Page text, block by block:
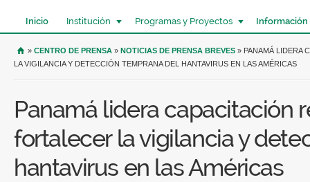
Inicio Institución Programas y Proyectos Información
USTED SE ENCUENTRA AQUÍ
» CENTRO DE PRENSA » NOTICIAS DE PRENSA BREVES » PANAMÁ LIDERA
LA VIGILANCIA Y DETECCIÓN TEMPRANA DEL HANTAVIRUS EN LAS AMÉRICAS
Panamá lidera capacitación
fortalecer la vigilancia y
hantavirus en las Américas